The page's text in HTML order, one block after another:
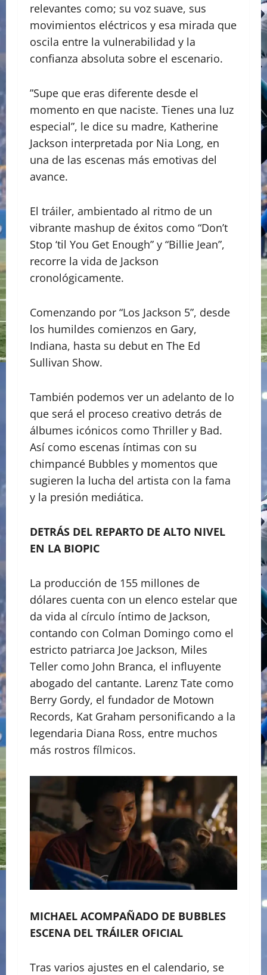
relevantes como; su voz suave, sus
movimientos eléctricos y esa mirada que
oscila entre la vulnerabilidad y la
confianza absoluta sobre el escenario.
​”Supe que eras diferente desde el
momento en que naciste. Tienes una luz
especial”, le dice su madre, Katherine
Jackson interpretada por Nia Long, en
una de las escenas más emotivas del
avance.
​El tráiler, ambientado al ritmo de un
vibrante mashup de éxitos como “Don’t
Stop ‘til You Get Enough” y “Billie Jean”,
recorre la vida de Jackson
cronológicamente.
Comenzando por “Los Jackson 5”, desde
los humildes comienzos en Gary,
Indiana, hasta su debut en The Ed
Sullivan Show.
​También podemos ver un adelanto de lo
que será el proceso creativo detrás de
álbumes icónicos como Thriller y Bad.
Así como escenas íntimas con su
chimpancé Bubbles y momentos que
sugieren la lucha del artista con la fama
y la presión mediática.
DETRÁS DEL REPARTO DE ALTO NIVEL
EN LA BIOPIC
​La producción de 155 millones de
dólares cuenta con un elenco estelar que
da vida al círculo íntimo de Jackson,
contando con Colman Domingo como el
estricto patriarca Joe Jackson, Miles
Teller como John Branca, el influyente
abogado del cantante. Larenz Tate como
Berry Gordy, el fundador de Motown
Records, Kat Graham personificando a la
legendaria Diana Ross, entre muchos
más rostros fílmicos.
MICHAEL ACOMPAÑADO DE BUBBLES
ESCENA DEL TRÁILER OFICIAL
​​Tras varios ajustes en el calendario, se